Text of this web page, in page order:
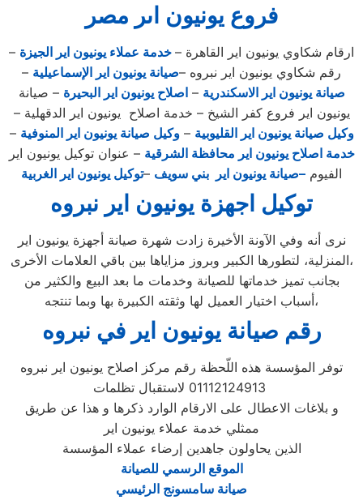
فروع يونيون اىر مصر
ارقام شكاوي يونيون اير القاهرة – خدمة عملاء يونيون اير الجيزة –
رقم شكاوي يونيون اير نبروه –صيانة يونيون اير الإسماعيلية –
صيانة يونيون اير الاسكندرية –اصلاح يونيون اير البحيرة – صيانة
يونيون اير فروع كفر الشيخ – خدمة اصلاح يونيون اير الدقهلية –
وكيل صيانة يونيون اير القليوبية –وكيل صيانة يونيون اير المنوفية –
خدمة اصلاح يونيون اير محافظة الشرقية – عنوان توكيل يونيون اير
الفيوم –صيانة يونيون اير بني سويف –توكيل يونيون اير الغربية
توكيل اجهزة يونيون اير نبروه
نرى أنه وفي الآونة الأخيرة زادت شهرة صيانة أجهزة يونيون اير
المنزلية، لتطورها الكبير وبروز مزاياها بين باقي العلامات الأخرى،
بجانب تميز خدماتها للصيانة وخدمات ما بعد البيع والكثير من
أسباب اختيار العميل لها وثقته الكبيرة بها وبما تنتجه،
رقم صيانة يونيون اير في نبروه
توفر المؤسسة هذه اللّحظة رقم مركز اصلاح يونيون اير نبروه
و بلاغات الاعطال على الارقام الوارد ذكرها و هذا عن طريق
ممثلي خدمة عملاء يونيون اير
الذين يحاولون جاهدين إرضاء عملاء المؤسسة
الموقع الرسمي للصيانة
صيانة سامسونج الرئيسي